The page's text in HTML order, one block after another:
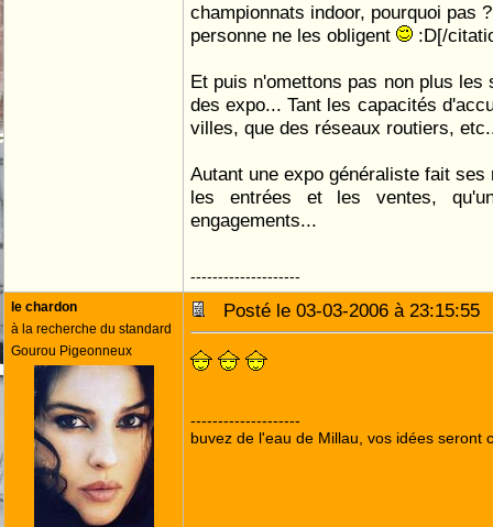
championnats indoor, pourquoi pas
personne ne les obligent
:D[/
Et puis n'omettons pas non plus les
des expo... Tant les capacités
villes, que des réseaux routiers,
Autant une expo généraliste fait
les entrées et les ventes,
engagements...
--------------------
le chardon
à la recherche du standard
Gourou Pigeonneux
Posté le 03-03-2006 à
--------------------
buvez de l'eau de Millau, vos idées seront